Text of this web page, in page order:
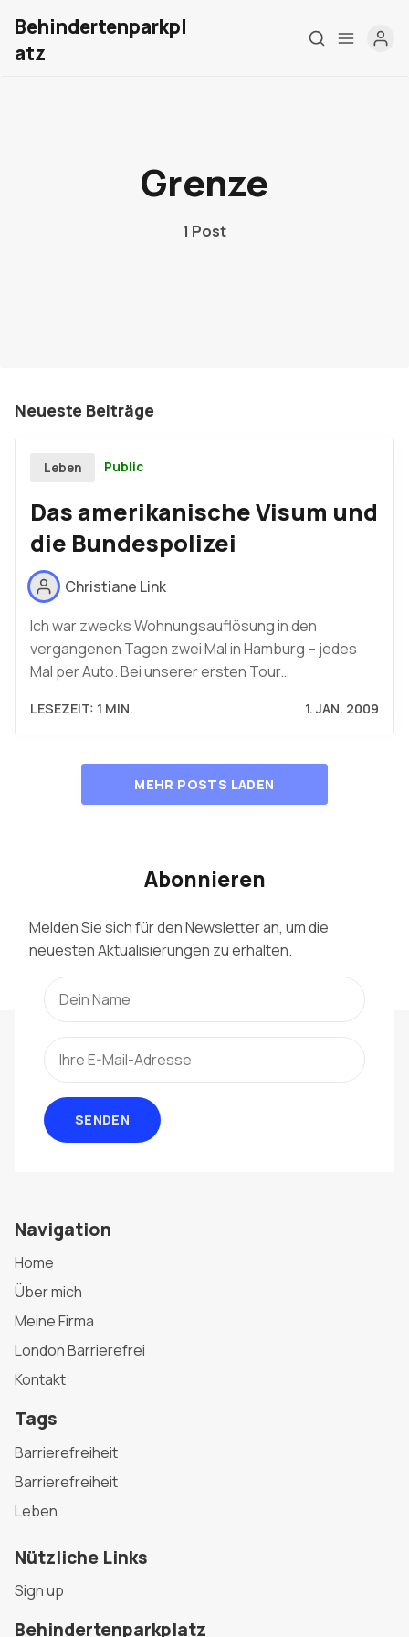
Meine Firma
London Barrierefrei
Behindertenparkpl
atz
Grenze
1 Post
Neueste Beiträge
Leben Public
Das amerikanische Visum und
die Bundespolizei
Christiane Link
Ich war zwecks Wohnungsauflösung in den
vergangenen Tagen zwei Mal in Hamburg – jedes
Mal per Auto. Bei unserer ersten Tour…
LESEZEIT: 1 MIN. 1. JAN. 2009
MEHR POSTS LADEN
Abonnieren
Melden Sie sich für den Newsletter an, um die
neuesten Aktualisierungen zu erhalten.
SENDEN
Navigation
Home
Über mich
Meine Firma
London Barrierefrei
Kontakt
Tags
Barrierefreiheit
Barrierefreiheit
Leben
Nützliche Links
Sign up
Behindertenparkplatz